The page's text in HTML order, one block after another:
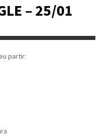
– 25/01
partir: